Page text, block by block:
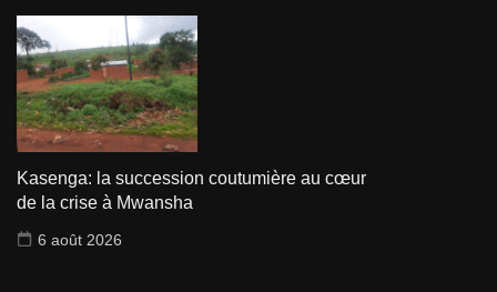
Kasenga: la succession coutumière au cœur
de la crise à Mwansha
6 août 2026